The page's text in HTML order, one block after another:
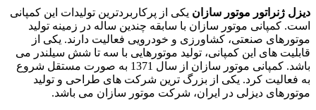
دیزل ژنراتور موتور سازان یکی از پرکاربردترین تولیدات این کمپانی
است. کمپانی موتور سازان با سابقه چندین ساله در زمینه تولید
موتورهای صنعتی، کشاورزی و خودرویی فعالیت دارند. یکی از
قابلیت های این کمپانی، تولید موتورهایی با سه تا شش سیلندر می
باشد. کمپانی موتور سازان از سال 1371 به صورت مستقل شروع
به فعالیت کرد. یکی از بزرگ ترین شرکت های طراحی و تولید
موتورهای دیزلی در ایران، شرکت موتور سازان می باشد.